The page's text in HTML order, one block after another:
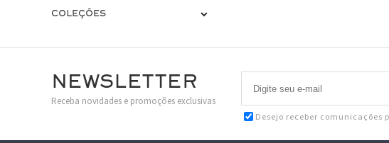
COLEÇÕES
Newsletter
Receba novidades e promoções exclusivas
Desejo receber comunicações